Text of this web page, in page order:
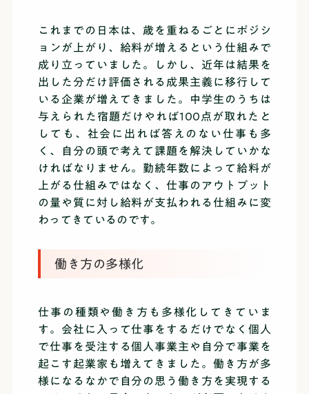
これまでの日本は、歳を重ねるごとにポジシ
ョンが上がり、給料が増えるという仕組みで
成り立っていました。しかし、近年は結果を
出した分だけ評価される成果主義に移行して
いる企業が増えてきました。中学生のうちは
与えられた宿題だけやれば100点が取れたと
しても、社会に出れば答えのない仕事も多
く、自分の頭で考えて課題を解決していかな
ければなりません。勤続年数によって給料が
上がる仕組みではなく、仕事のアウトプット
の量や質に対し給料が支払われる仕組みに変
わってきているのです。
働き方の多様化
仕事の種類や働き方も多様化してきていま
す。会社に入って仕事をするだけでなく個人
で仕事を受注する個人事業主や自分で事業を
起こす起業家も増えてきました。働き方が多
様になるなかで自分の思う働き方を実現する